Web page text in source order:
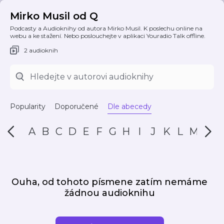
Mirko Musil od Q
Podcasty a Audioknihy od autora Mirko Musil. K poslechu online na
webu a ke stažení. Nebo poslouchejte v aplikaci Youradio Talk offline.
2 audioknih
Popularity Doporučené Dle abecedy
A B C D E F G H I J K L M N
Ouha, od tohoto písmene zatím nemáme
žádnou audioknihu